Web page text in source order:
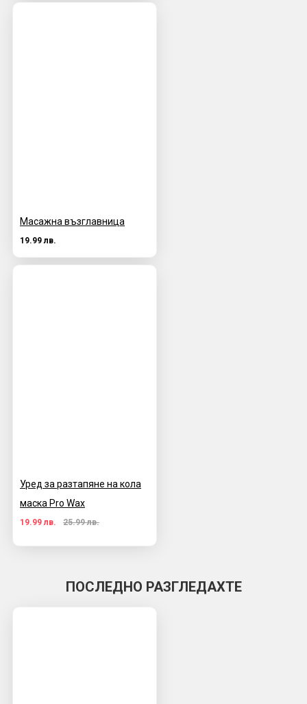
Масажна възглавница
19.99 лв.
Уред за разтапяне на кола
маска Pro Wax
19.99 лв. 25.99 лв.
ПОСЛЕДНО РАЗГЛЕДАХТЕ